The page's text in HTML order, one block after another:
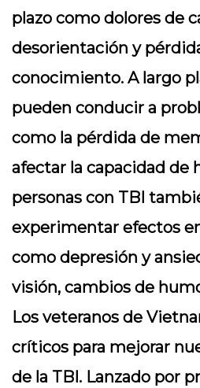
plazo como dolores de
desorientación y
conocimiento. A largo
pueden conducir a
como la pérdida de
afectar la capacidad de
personas con TBI
experimentar efectos
como depresión y
visión, cambios de
Los veteranos de
críticos para mejorar
de la TBI. Lanzado por